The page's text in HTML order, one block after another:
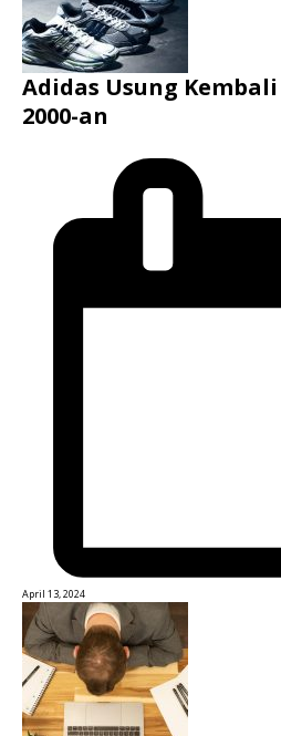
Adidas Usung
2000-an
April 13, 2024